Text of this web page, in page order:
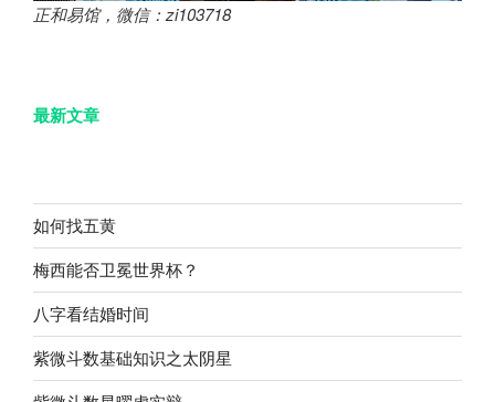
正和易馆，微信：zi103718
最新文章
如何找五黄
梅西能否卫冕世界杯？
八字看结婚时间
紫微斗数基础知识之太阴星